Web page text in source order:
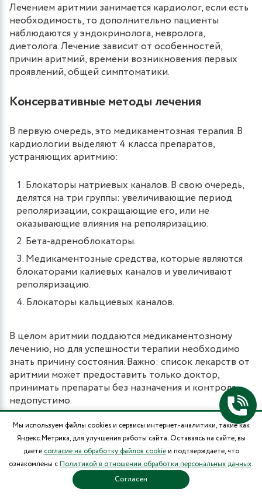
Лечением аритмии занимается кардиолог, если есть
необходимость, то дополнительно пациенты
наблюдаются у эндокринолога, невролога,
диетолога. Лечение зависит от особенностей,
причин аритмий, времени возникновения первых
проявлений, общей симптоматики.
Консервативные методы лечения
В первую очередь, это медикаментозная терапия. В
кардиологии выделяют 4 класса препаратов,
устраняющих аритмию:
Блокаторы натриевых каналов. В свою очередь,
делятся на три группы: увеличивающие период
реполяризации, сокращающие его, или не
оказывающие влияния на реполяризацию.
Бета-адреноблокаторы.
Медикаментозные средства, которые являются
блокаторами калиевых каналов и увеличивают
реполяризацию.
Блокаторы кальциевых каналов.
В целом аритмии поддаются медикаментозному
лечению, но для успешности терапии необходимо
знать причину состояния. Важно: список лекарств от
аритмии может предоставить только доктор,
принимать препараты без назначения и контроля
недопустимо.
Чем лечить аритмию в вашем случае, подскажет врач,
опираясь на результаты обследования и осмотра.
ПРОФИЛАКТИКА
нужно регулярно проходить медицинские
Мы используем файлы cookies и сервисы интернет-аналитики, такие как
Яндекс.Метрика, для улучшения работы сайта. Оставаясь на сайте, вы
даете согласие на обработку файлов cookieи подтверждаете, что
ознакомлены сПолитикой в отношении обработки персональных данных.
Согласен